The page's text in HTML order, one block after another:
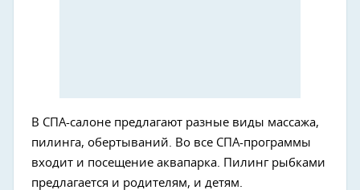
В СПА-салоне предлагают разные виды массажа,
пилинга, обертываний. Во все СПА-программы
входит и посещение аквапарка. Пилинг рыбками
предлагается и родителям, и детям.